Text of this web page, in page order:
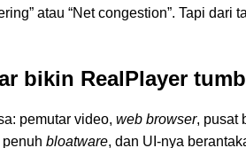
atau “Net congestion”. Tapi dari
bikin RealPlayer
pemutar video, web browser, pusat
bloatware, dan UI-nya